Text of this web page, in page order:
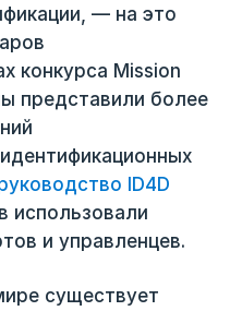
— на это
конкурса Mission
представили более
ID4D
использовали
и управленцев.
существует